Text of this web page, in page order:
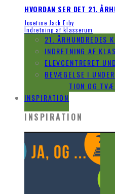
HVORDAN SER DET 21.
Josefine Jack Eiby
Indretning af klasserum
21. ÅRHUNDREDES
INDRETNING AF
ELEVCENTRERET
BEVÆGELSE I
INNOVATION OG
INSPIRATION
INSPIRATION